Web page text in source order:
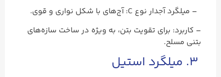
– میلگرد آجدار نوع C: آج‌های با شکل نواری و قوی.
– کاربرد: برای تقویت بتن، به ویژه در ساخت سازه‌های
بتنی مسلح.